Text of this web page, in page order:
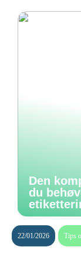
Den
du
22/01/2026 Tips